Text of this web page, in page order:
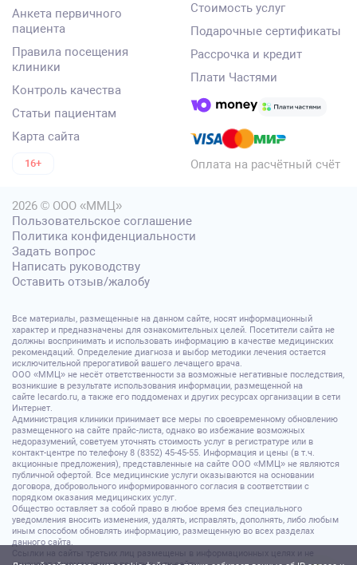
Анкета первичного
пациента
Правила посещения
клиники
Контроль качества
Статьи пациентам
Карта сайта
16+
Стоимость услуг
Подарочные сертификаты
Рассрочка и кредит
Плати Частями
Оплата на расчётный счёт
2026 © ООО «ММЦ»
Пользовательское соглашение
Политика конфиденциальности
Задать вопрос
Написать руководству
Оставить отзыв/жалобу
Все материалы, размещенные на данном сайте, носят информационный
характер и предназначены для ознакомительных целей. Посетители сайта не
должны воспринимать и использовать информацию в качестве медицинских
рекомендаций. Определение диагноза и выбор методики лечения остается
исключительной прерогативой вашего лечащего врача.
ООО «ММЦ» не несёт ответственности за возможные негативные последствия,
возникшие в результате использования информации, размещенной на
сайте lecardo.ru, а также его поддоменах и других ресурсах организации в сети
Интернет.
Администрация клиники принимает все меры по своевременному обновлению
размещенного на сайте прайс-листа, однако во избежание возможных
недоразумений, советуем уточнять стоимость услуг в регистратуре или в
контакт-центре по телефону 8 (8352) 45-45-55. Информация и цены (в т.ч.
акционные предложения), представленные на сайте ООО «ММЦ» не являются
публичной офертой. Все медицинские услуги оказываются на основании
договора, добровольного информированного согласия в соответствии с
порядком оказания медицинских услуг.
Общество оставляет за собой право в любое время без специального
уведомления вносить изменения, удалять, исправлять, дополнять, либо любым
иным способом обновлять информацию, размещенную во всех разделах
данного сайта.